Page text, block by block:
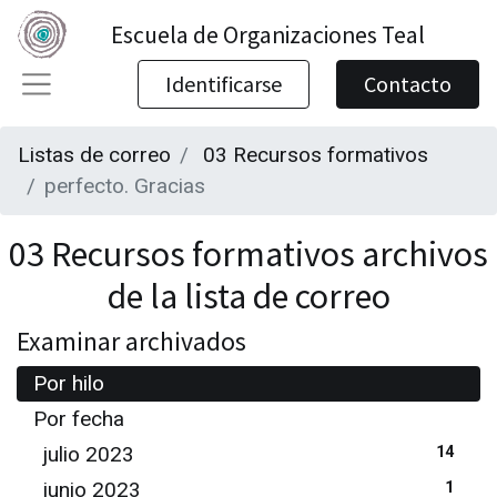
Escuela de Organizaciones Teal
Identificarse Contacto
Listas de correo
03 Recursos formativos
perfecto. Gracias
03 Recursos formativos archivos
de la lista de correo
Examinar archivados
Por hilo
Por fecha
julio 2023
14
junio 2023 1